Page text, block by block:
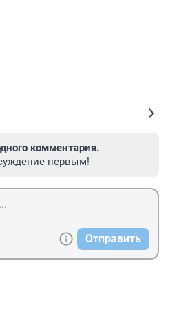
комментария.
первым!
Отправить